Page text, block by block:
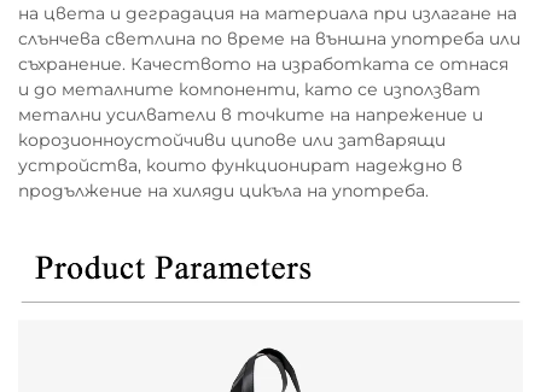
на цвета и деградация на материала при излагане на
слънчева светлина по време на външна употреба или
съхранение. Качеството на изработката се отнася
и до металните компоненти, като се използват
метални усилватели в точките на напрежение и
корозионноустойчиви ципове или затварящи
устройства, които функционират надеждно в
продължение на хиляди цикъла на употреба.